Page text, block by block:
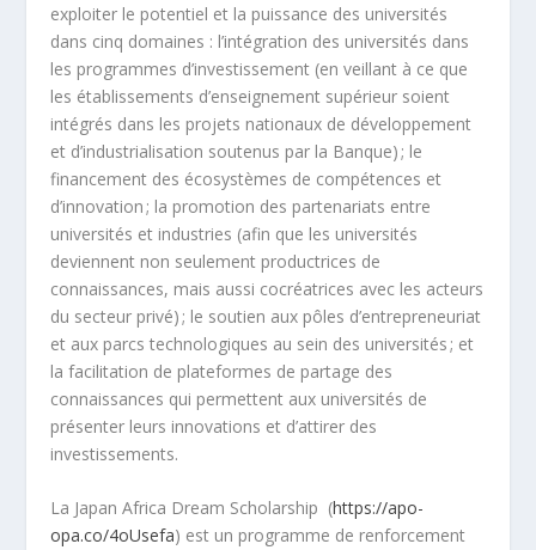
exploiter le potentiel et la puissance des universités
dans cinq domaines : l’intégration des universités dans
les programmes d’investissement (en veillant à ce que
les établissements d’enseignement supérieur soient
intégrés dans les projets nationaux de développement
et d’industrialisation soutenus par la Banque) ; le
financement des écosystèmes de compétences et
d’innovation ; la promotion des partenariats entre
universités et industries (afin que les universités
deviennent non seulement productrices de
connaissances, mais aussi cocréatrices avec les acteurs
du secteur privé) ; le soutien aux pôles d’entrepreneuriat
et aux parcs technologiques au sein des universités ; et
la facilitation de plateformes de partage des
connaissances qui permettent aux universités de
présenter leurs innovations et d’attirer des
investissements.
La Japan Africa Dream Scholarship (https://apo-
opa.co/4oUsefa) est un programme de renforcement